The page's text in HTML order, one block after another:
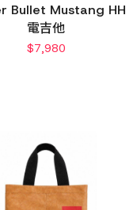
Bullet Mustang HH
電吉他
$7,980